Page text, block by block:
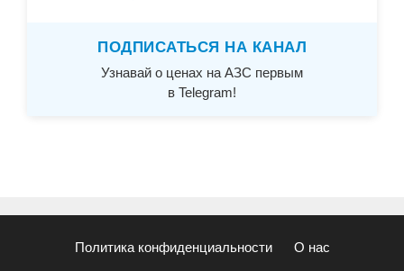
ПОДПИСАТЬСЯ НА КАНАЛ
Узнавай о ценах на АЗС первым
в Telegram!
Политика конфиденциальности О нас